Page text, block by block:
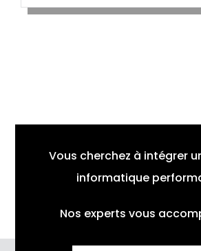
Vous cherchez à intégrer
informatique
Nos experts vous